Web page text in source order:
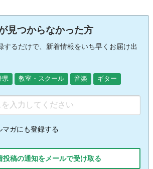
見つからなかった方
するだけで、新着情報をいち早くお届け出
県 教室・スクール 音楽 ギター
マガにも登録する
稿の通知をメールで受け取る